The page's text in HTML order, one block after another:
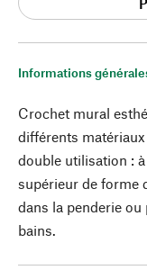
Informations
Crochet mural
différents
double utilisation :
supérieur de forme
dans la penderie
bains.